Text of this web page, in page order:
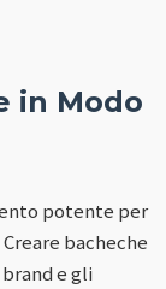
in Modo
potente per
bacheche
e gli